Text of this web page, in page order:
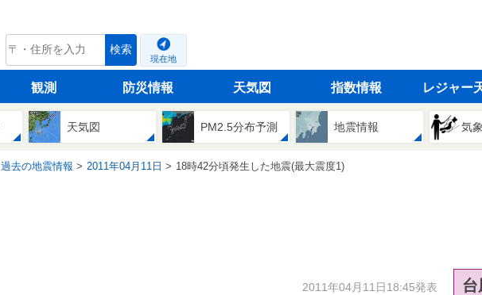
tenki.jp 検索
現在地
観測 防災情報 天気図 指数情報 レジャー
天気図 PM2.5分布予測 地震情報 気
過去の地震情報 2011年04月11日 18時42分頃発生した地震(最大震度1)
2011年04月11日18:45発表